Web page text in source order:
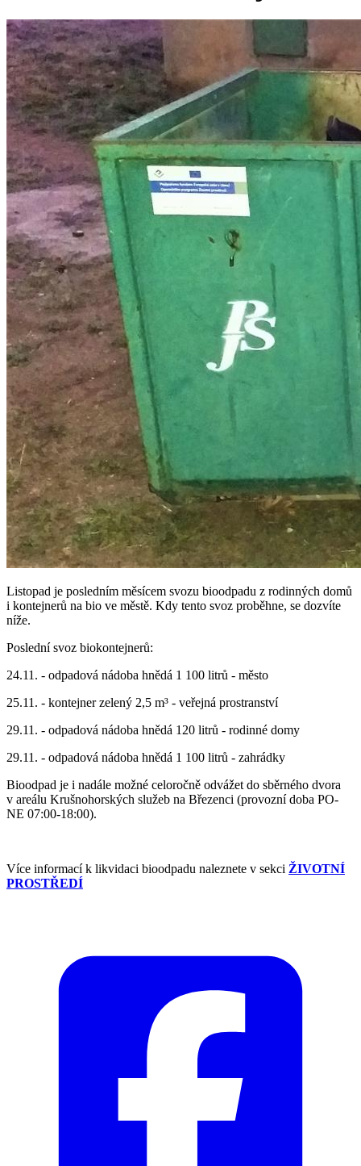
Listopad je posledním měsícem svozu bioodpadu z rodinných domů
i kontejnerů na bio ve městě. Kdy tento svoz proběhne, se dozvíte
níže.
Poslední svoz biokontejnerů:
24.11. - odpadová nádoba hnědá 1 100 litrů - město
25.11. - kontejner zelený 2,5 m³ - veřejná prostranství
29.11. - odpadová nádoba hnědá 120 litrů - rodinné domy
29.11. - odpadová nádoba hnědá 1 100 litrů - zahrádky
Bioodpad je i nadále možné celoročně odvážet do sběrného dvora
v areálu Krušnohorských služeb na Březenci (provozní doba PO-
NE 07:00-18:00).
Více informací k likvidaci bioodpadu naleznete v sekci ŽIVOTNÍ
PROSTŘEDÍ